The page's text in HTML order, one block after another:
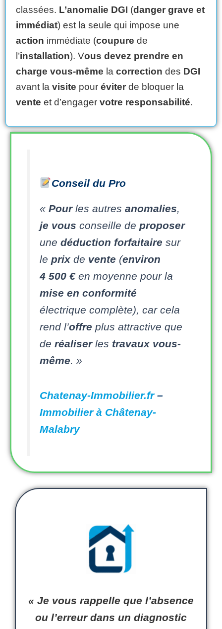
classées. L’anomalie DGI (danger grave et
immédiat) est la seule qui impose une
action immédiate (coupure de
l’installation). Vous devez prendre en
charge vous-même la correction des DGI
avant la visite pour éviter de bloquer la
vente et d’engager votre responsabilité.
Conseil du Pro
« Pourles autres anomalies
je vous conseille de proposer
une déduction forfaitaire sur
le prixde vente (environ
4 500 €en moyenne pour la
mise en conformité
électrique complète), car cela
rend l’offre plus attractive que
de réaliserles travaux vous-
même . »
Chatenay-Immobilier.fr–
Immobilier à Châtenay-
Malabry
« Je vous rappelle que l’absence
ou l’erreurdans un diagnostic